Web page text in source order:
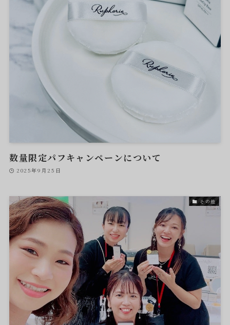
数量限定パフキャンペーンについて
2025年9月25日
その他